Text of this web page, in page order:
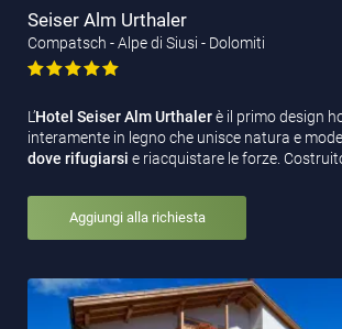
Seiser Alm Urthaler
Compatsch - Alpe di Siusi - Dolomiti
L’Hotel Seiser Alm Urthalerè il primo design
interamente in legno che unisce natura e
dove rifugiarsi e riacquistare le forze.
Aggiungi alla richiesta